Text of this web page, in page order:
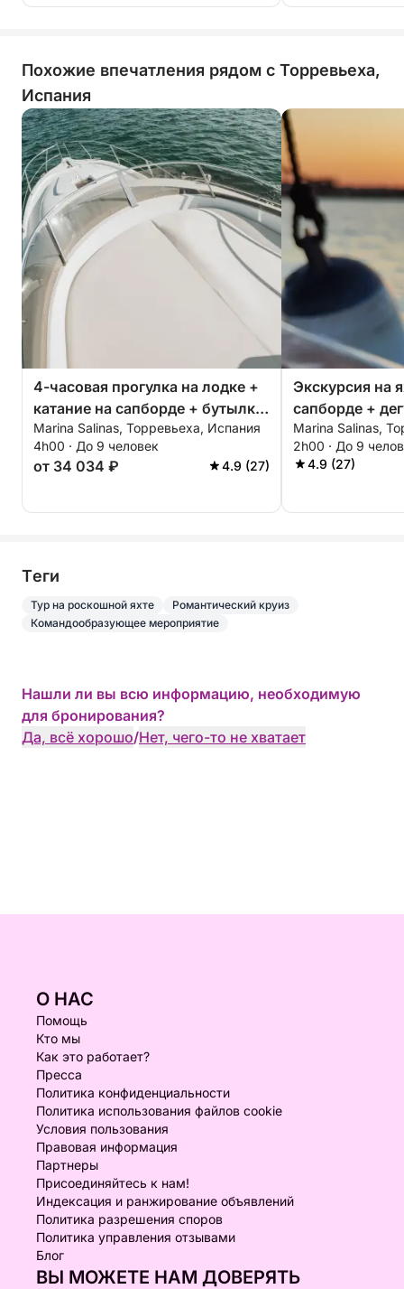
Похожие впечатления рядом с Торревьеха,
Испания
4-часовая прогулка на лодке +
катание на сапборде + бутылка
элитного игристого вина — ВСЕ
ВКЛЮЧЕНО
Marina Salinas, Торревьеха, Испания
4h00 · До 9 человек
от 34 034 ₽ 4.9 (27)
Экскурсия на
сапборде +
игристого
класса - утро,
часа - ВСЕ
Marina Salinas,
2h00 · До 9
4.9 (27)
Tеги
Тур на роскошной яхте
Романтический круиз
Командообразующее мероприятие
Нашли ли вы всю информацию, необходимую
для бронирования?
Да, всё хорошо/Нет, чего-то не хватает
О НАС
Помощь
Кто мы
Как это работает?
Пресса
Политика конфиденциальности
Политика использования файлов cookie
Условия пользования
Правовая информация
Партнеры
Присоединяйтесь к нам!
Индексация и ранжирование объявлений
Политика разрешения споров
Политика управления отзывами
Блог
ВЫ МОЖЕТЕ НАМ ДОВЕРЯТЬ